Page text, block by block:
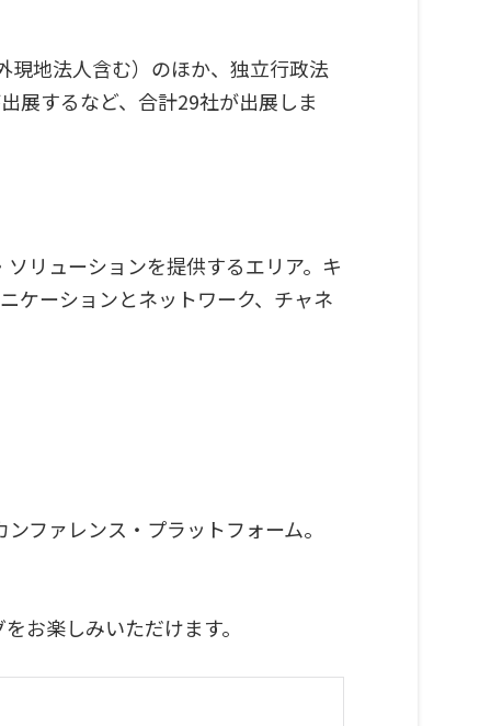
地法人含む）のほか、独立行政法
展するなど、合計29社が出展しま
リューションを提供するエリア。キ
ケーションとネットワーク、チャネ
ファレンス・プラットフォーム。
お楽しみいただけます。